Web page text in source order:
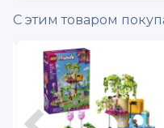
С этим товаром